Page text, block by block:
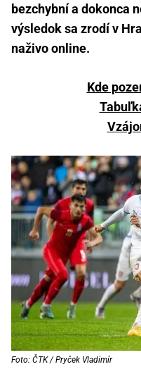
bezchybní a dokonca
výsledok sa zrodí v
naživo online.
Kde
Foto: ČTK / Pryček Vladimír